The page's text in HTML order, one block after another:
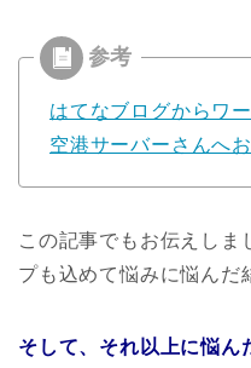
はてなブログからワ
空港サーバーさんへ
この記事でもお伝えしま
プも込めて悩みに悩んだ
そして、それ以上に悩ん